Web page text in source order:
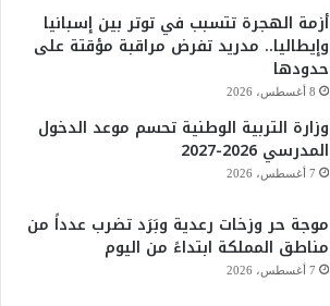
أزمة الهجرة تتسبب في توتر بين إسبانيا
وإيطاليا.. مدريد تفرض مراقبة مؤقتة على
حدودها
8 أغسطس، 2026
وزارة التربية الوطنية تحسم موعد الدخول
المدرسي 2026-2027
7 أغسطس، 2026
موجة حر وزخات رعدية وبَرَد تضرب عدداً من
مناطق المملكة ابتداءً من اليوم
7 أغسطس، 2026